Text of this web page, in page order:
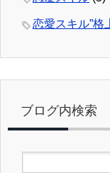
恋愛スキル”格
ブログ内検索